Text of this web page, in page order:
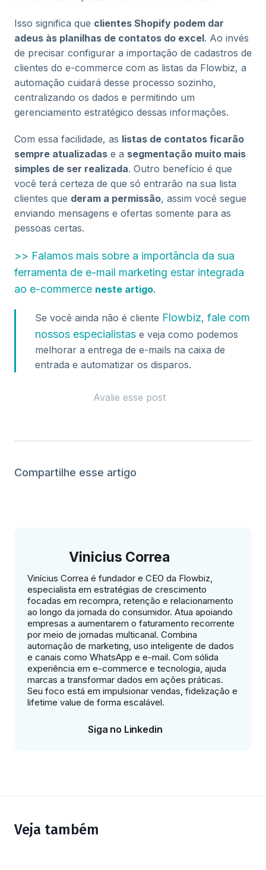
Isso significa que clientes Shopify podem dar
adeus às planilhas de contatos do excel. Ao invés
de precisar configurar a importação de cadastros de
clientes do e-commerce com as listas da Flowbiz, a
automação cuidará desse processo sozinho,
centralizando os dados e permitindo um
gerenciamento estratégico dessas informações.
Com essa facilidade, as listas de contatos ficarão
sempre atualizadas e a segmentação muito mais
simples de ser realizada. Outro benefício é que
você terá certeza de que só entrarão na sua lista
clientes que deram a permissão, assim você segue
enviando mensagens e ofertas somente para as
pessoas certas.
>> Falamos mais sobre a importância da sua
ferramenta de e-mail marketing estar integrada
ao e-commerce neste artigo.
Se você ainda não é cliente Flowbiz, fale com
nossos especialistase veja como podemos
melhorar a entrega de e-mails na caixa de
entrada e automatizar os disparos.
Avalie esse post
Compartilhe esse artigo
Vinicius Correa
Vinícius Correa é fundador e CEO da Flowbiz,
especialista em estratégias de crescimento
focadas em recompra, retenção e relacionamento
ao longo da jornada do consumidor. Atua apoiando
empresas a aumentarem o faturamento recorrente
por meio de jornadas multicanal. Combina
automação de marketing, uso inteligente de dados
e canais como WhatsApp e e-mail. Com sólida
experiência em e-commerce e tecnologia, ajuda
marcas a transformar dados em ações práticas.
Seu foco está em impulsionar vendas, fidelização e
lifetime value de forma escalável.
Siga no Linkedin
Veja também